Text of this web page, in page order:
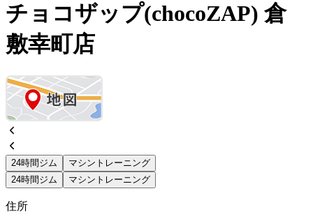
チョコザップ(chocoZAP) 倉
敷幸町店
24時間ジム
マシントレーニング
24時間ジム
マシントレーニング
住所